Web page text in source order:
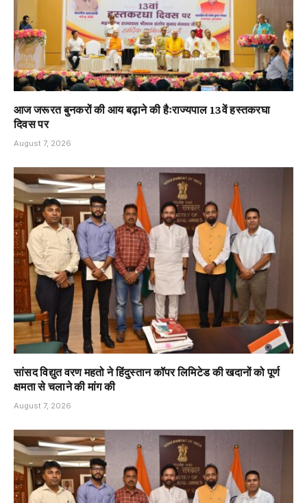
आज जरूरत बुनकरों की आय बढ़ाने की हैःराज्यपाल 13वें हस्तकरघा
दिवस पर
August 7, 2026
सांसद विद्युत वरण महतो ने हिंदुस्तान कॉपर लिमिटेड की खदानों को पूर्ण
क्षमता से चलाने की मांग की
August 7, 2026